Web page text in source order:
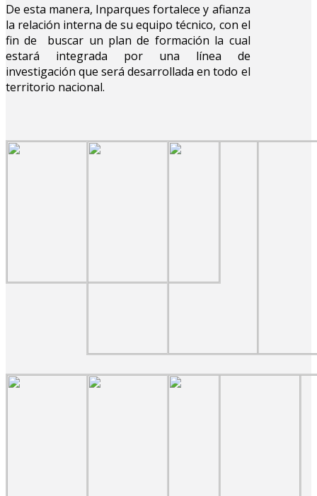
De esta manera, Inparques fortalece y afianza
la relación interna de su equipo técnico, con el
fin de buscar un plan de formación la cual
estará integrada por una línea de
investigación que será desarrollada en todo el
territorio nacional.